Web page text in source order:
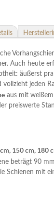
Auch heute
äußerst
jeden
aus mit
preiswerte
150 cm, 180
beträgt 90
Schienen mit